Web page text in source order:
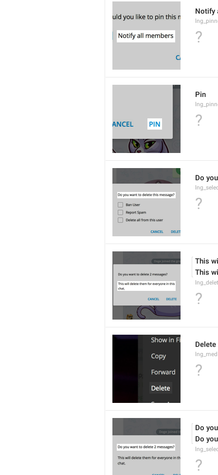
Notify
?
Pin
?
Do
?
This
This
?
Delete
?
Do
Do
?